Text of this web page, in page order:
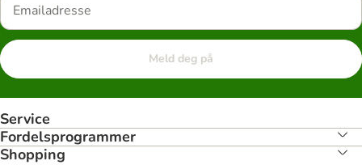
Meld deg på
Service
Fordelsprogrammer
Shopping